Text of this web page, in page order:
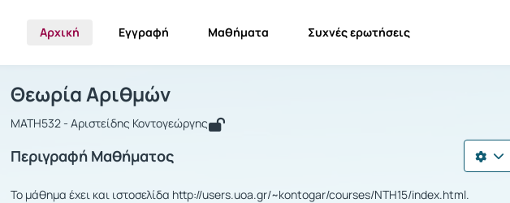
Αρχική Εγγραφή Μαθήματα Συχνές ερωτήσεις
Μάθημα : Θεωρία Αριθμών
Θεωρία Αριθμών
MATH532 - Αριστείδης Κοντογεώργης
Περιγραφή Μαθήματος
Το μάθημα έχει και ιστοσελίδα http://users.uoa.gr/~kontogar/courses/NTH15/index.html.